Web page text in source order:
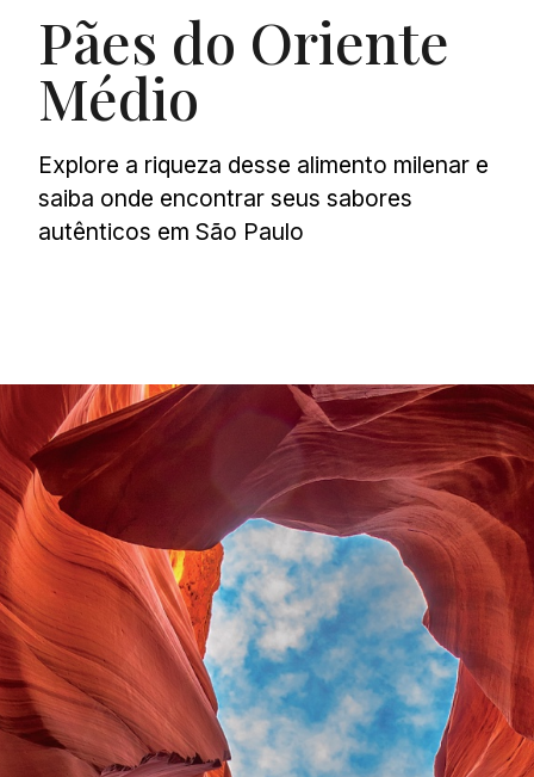
Pães do Oriente
Médio
Explore a riqueza desse alimento milenar e
saiba onde encontrar seus sabores
autênticos em São Paulo